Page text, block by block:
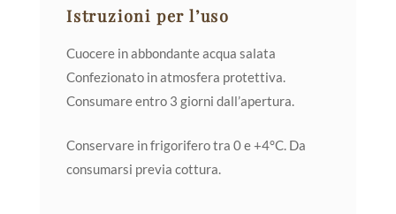
Istruzioni per l’uso
Cuocere in abbondante acqua salata
Confezionato in atmosfera protettiva.
Consumare entro 3 giorni dall’apertura.
Conservare in frigorifero tra 0 e +4°C. Da
consumarsi previa cottura.